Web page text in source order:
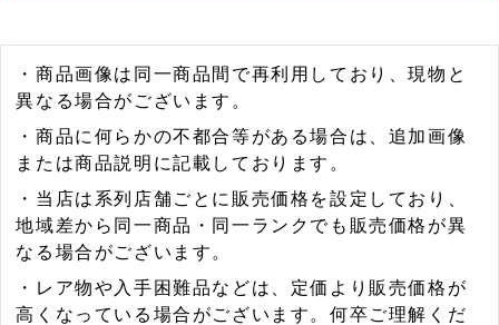
・商品画像は同一商品間で再利用しており、現物と
異なる場合がございます。
・商品に何らかの不都合等がある場合は、追加画像
または商品説明に記載しております。
・当店は系列店舗ごとに販売価格を設定しており、
地域差から同一商品・同一ランクでも販売価格が異
なる場合がございます。
・レア物や入手困難品などは、定価より販売価格が
高くなっている場合がございます。何卒ご理解くだ